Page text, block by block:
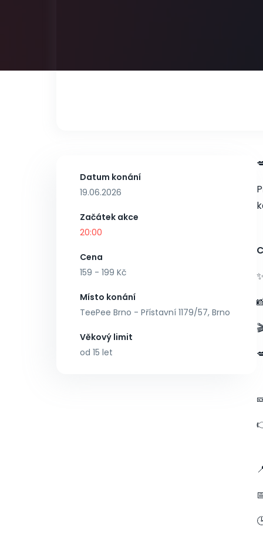
Datum konání
19.06.2026
Začátek akce
20:00
Cena
159 - 199 Kč
Místo konání
TeePee Brno - Přístavní 1179/57, Brno
Věkový limit
od 15 let